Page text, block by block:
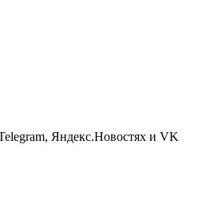
Яндекс.Новостях и VK